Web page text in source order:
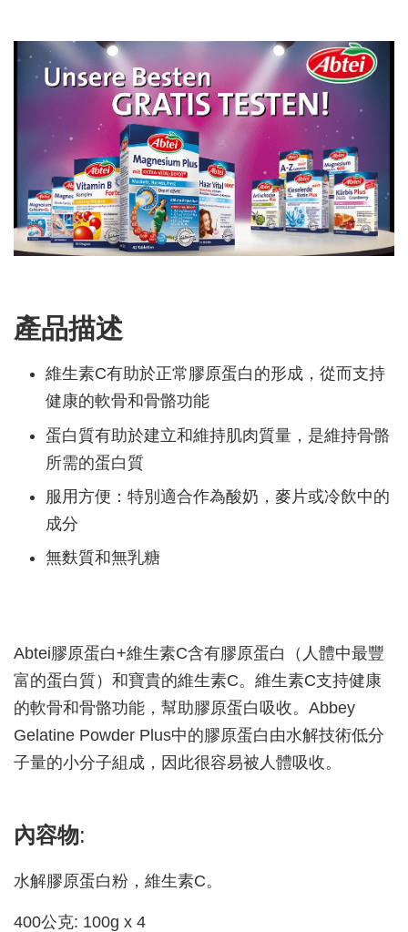
產品描述
維生素C有助於正常膠原蛋白的形成，從而支持
健康的軟骨和骨骼功能
蛋白質有助於建立和維持肌肉質量，是維持骨骼
所需的蛋白質
服用方便：特別適合作為酸奶，麥片或冷飲中的
成分
無麩質和無乳糖
Abtei膠原蛋白+維生素C含有膠原蛋白（人體中最豐
富的蛋白質）和寶貴的維生素C。維生素C支持健康
的軟骨和骨骼功能，幫助膠原蛋白吸收。Abbey
Gelatine Powder Plus中的膠原蛋白由水解技術低分
子量的小分子組成，因此很容易被人體吸收。
內容物:
水解膠原蛋白粉，維生素C。
400公克: 100g x 4